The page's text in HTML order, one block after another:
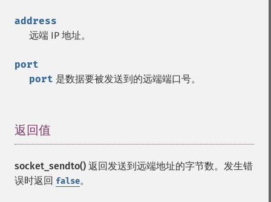
address
远端 IP 地址。
port
port 是数据要被发送到的远端端口号。
返回值
socket_sendto() 返回发送到远端地址的字节数。发生错
误时返回 false。